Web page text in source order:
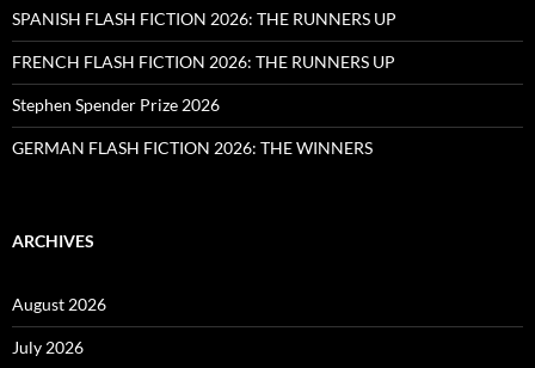
SPANISH FLASH FICTION 2026: THE RUNNERS UP
FRENCH FLASH FICTION 2026: THE RUNNERS UP
Stephen Spender Prize 2026
GERMAN FLASH FICTION 2026: THE WINNERS
ARCHIVES
August 2026
July 2026